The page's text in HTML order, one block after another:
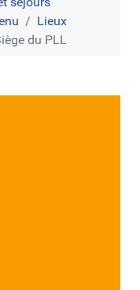
Lieux
du PLL